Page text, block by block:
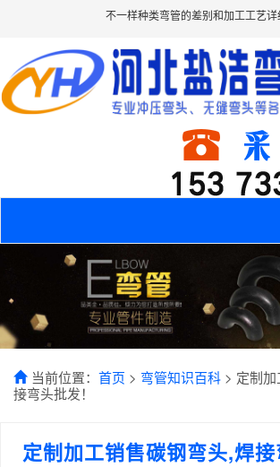
不一样种类弯管的差别和加工工艺详
当前位置： 首页 > 弯管知识百科 > 定制
接弯头批发！
定制加工销售碳钢弯头,焊接